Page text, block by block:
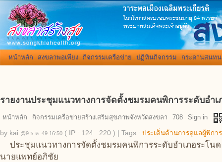
หน้าหลัก สงขลาพอเพียง กิจกรรมเครือข่าย ปฏิทินกิจกรรม กระดานสนท
รายงานประชุมแนวทางการจัดตั้งชมรมคนพิการระดับอำ
หน้าหลัก กิจกรรมเครือข่ายสร้างเสริมสุขภาพจังหวัดสงขลา 708 Sign in
by kai @9 ธ.ค. 49 16:50 ( IP : 124...220 ) Tags : ประเด็นด้านการดูแลผู้พิกา
ประชุมแนวทางการจัดตั้งชมรมคนพิการระดับอำเภอระ
นายแพทย์อภิชัย